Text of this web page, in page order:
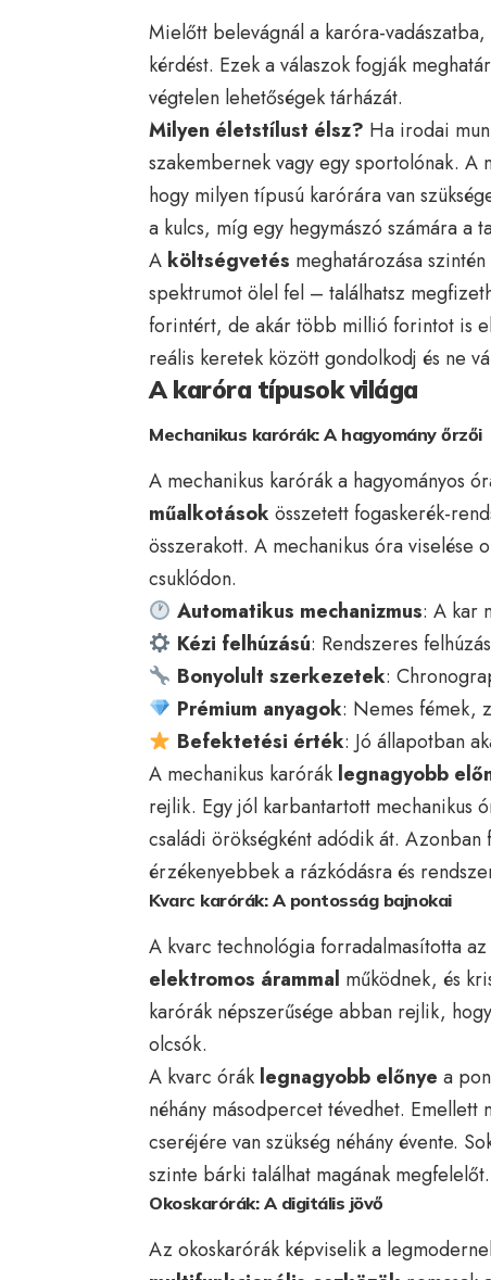
Mielőtt belevágnál a karóra-
kérdést. Ezek a válaszok fogják
végtelen lehetőségek tárházát.
Milyen életstílust élsz? Ha irodai
szakembernek vagy egy sportolónak. A
hogy milyen típusú karórára van
a kulcs, míg egy hegymászó számára a
A költségvetés meghatározása
spektrumot ölel fel – találhatsz
forintért, de akár több millió forintot is
reális keretek között gondolkodj és ne
A karóra típusok világa
Mechanikus karórák: A hagyomány őrzői
A mechanikus karórák a hagyományos
műalkotásokösszetett fogaskerék-
összerakott. A mechanikus óra viselése
csuklódon.
Automatikus mechanizmus: A kar
Kézi felhúzású: Rendszeres
Bonyolult szerkezetek:
Prémium anyagok: Nemes fémek,
Befektetési érték: Jó állapotban
A mechanikus karórák legnagyobb
rejlik. Egy jól karbantartott mechanikus
családi örökségként adódik át.
érzékenyebbek a rázkódásra és
Kvarc karórák: A pontosság bajnokai
A kvarc technológia forradalmasította
elektromos árammal működnek, és
karórák népszerűsége abban rejlik,
olcsók.
A kvarc órák legnagyobb előnye a
néhány másodpercet tévedhet.
cseréjére van szükség néhány évente.
szinte bárki találhat magának megfelelőt.
Okoskarórák: A digitális jövő
Az okoskarórák képviselik a